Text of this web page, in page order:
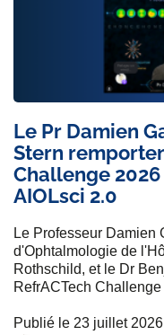
Le Pr Damien
Stern
Challenge
AIOLsci 2.0
Le Professeur Damien
d'Ophtalmologie de
Rothschild, et le Dr
RefrACTech Challenge
Publié le 23 juillet 2026